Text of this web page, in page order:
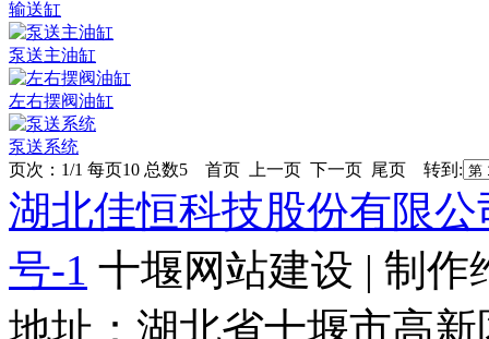
输送缸
泵送主油缸
左右摆阀油缸
泵送系统
页次：1/1 每页10 总数5 首页 上一页 下一页 尾页 转到:
湖北佳恒科技股份有限公
号-1 十堰网站建设 | 制作
地址：湖北省十堰市高